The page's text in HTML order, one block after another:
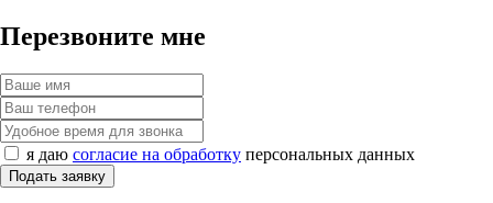
Перезвоните мне
я даю согласие на обработку персональных данных